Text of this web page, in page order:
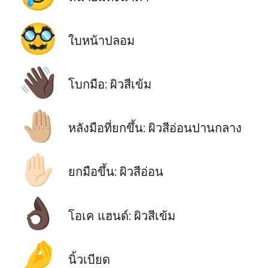
🥸 ใบหน้าปลอม
👋🏿 โบกมือ: ผิวสีเข้ม
🤚🏼 หลังมือที่ยกขึ้น: ผิวสีอ่อนปานกลาง
✋🏻 ยกมือขึ้น: ผิวสีอ่อน
👌🏿 โอเค แฮนด์: ผิวสีเข้ม
🤌 นิ้วเบียด